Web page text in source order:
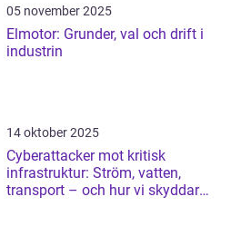
05 november 2025
Elmotor: Grunder, val och drift i
industrin
14 oktober 2025
Cyberattacker mot kritisk
infrastruktur: Ström, vatten,
transport – och hur vi skyddar